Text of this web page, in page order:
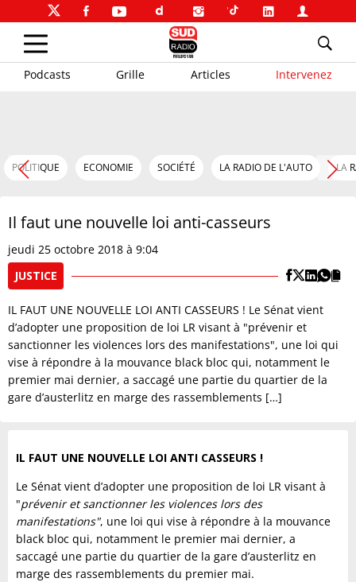
Podcasts Grille Articles Intervenez
POLITIQUE ECONOMIE SOCIÉTÉ LA RADIO DE L'AUTO LA
Il faut une nouvelle loi anti-casseurs
jeudi 25 octobre 2018 à 9:04
JUSTICE
IL FAUT UNE NOUVELLE LOI ANTI CASSEURS ! Le Sénat vient
d’adopter une proposition de loi LR visant à "prévenir et
sanctionner les violences lors des manifestations", une loi qui
vise à répondre à la mouvance black bloc qui, notamment le
premier mai dernier, a saccagé une partie du quartier de la
gare d’austerlitz en marge des rassemblements […]
IL FAUT UNE NOUVELLE LOI ANTI CASSEURS !
Le Sénat vient d’adopter une proposition de loi LR visant à
"prévenir et sanctionner les violences lors des
manifestations", une loi qui vise à répondre à la mouvance
black bloc qui, notamment le premier mai dernier, a
saccagé une partie du quartier de la gare d’austerlitz en
marge des rassemblements du premier mai.